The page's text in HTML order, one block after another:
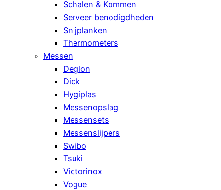
Schalen & Kommen
Serveer benodigdheden
Snijplanken
Thermometers
Messen
Deglon
Dick
Hygiplas
Messenopslag
Messensets
Messenslijpers
Swibo
Tsuki
Victorinox
Vogue